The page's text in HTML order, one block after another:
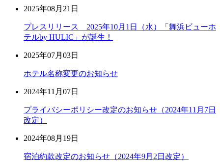
2025年08月21日
プレスリリース 2025年10月1日（水）「舞浜ビューホ
テルby HULIC」が誕生！
2025年07月03日
ホテル名称変更のお知らせ
2024年11月07日
プライバシーポリシー改定のお知らせ（2024年11月7日
改定）
2024年08月19日
宿泊約款改定のお知らせ（2024年9月2日改定）